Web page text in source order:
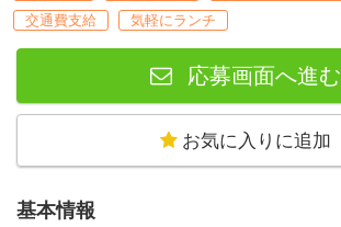
交通費支給
気軽にランチ
応募画面へ進む
お気に入りに追加
基本情報